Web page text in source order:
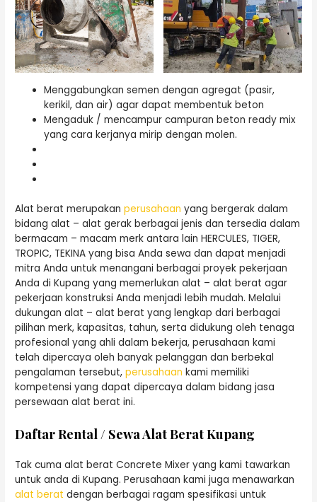
Menggabungkan semen dengan agregat (pasir,
kerikil, dan air) agar dapat membentuk beton
Mengaduk / mencampur campuran beton ready mix
yang cara kerjanya mirip dengan molen.
Alat berat merupakanperusahaan yang bergerak dalam
bidang alat – alat gerak berbagai jenis dan tersedia dalam
bermacam – macam merk antara lain HERCULES, TIGER,
TROPIC, TEKINA yang bisa Anda sewa dan dapat menjadi
mitra Anda untuk menangani berbagai proyek pekerjaan
Anda di Kupang yang memerlukan alat – alat berat agar
pekerjaan konstruksi Anda menjadi lebih mudah. Melalui
dukungan alat – alat berat yang lengkap dari berbagai
pilihan merk, kapasitas, tahun, serta didukung oleh tenaga
profesional yang ahli dalam bekerja, perusahaan kami
telah dipercaya oleh banyak pelanggan dan berbekal
pengalaman tersebut,perusahaan kami memiliki
kompetensi yang dapat dipercaya dalam bidang jasa
persewaan alat berat ini.
Daftar Rental / Sewa Alat Berat Kupang
Tak cuma alat berat Concrete Mixer yang kami tawarkan
untuk anda di Kupang. Perusahaan kami juga menawarkan
alat berat dengan berbagai ragam spesifikasi untuk